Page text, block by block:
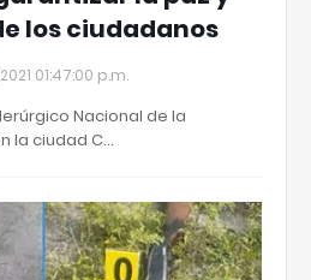
los ciudadanos
01:47:00 p.m.
Nacional de la
la ciudad C…